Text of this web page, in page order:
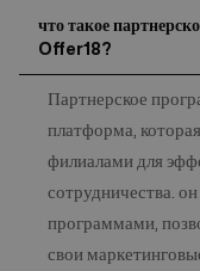
что такое
Offer18?
Партнерское
платформа,
филиалами для
сотрудничества.
программами,
свои